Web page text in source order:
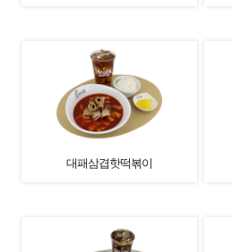
대패삼겹핫떡볶이